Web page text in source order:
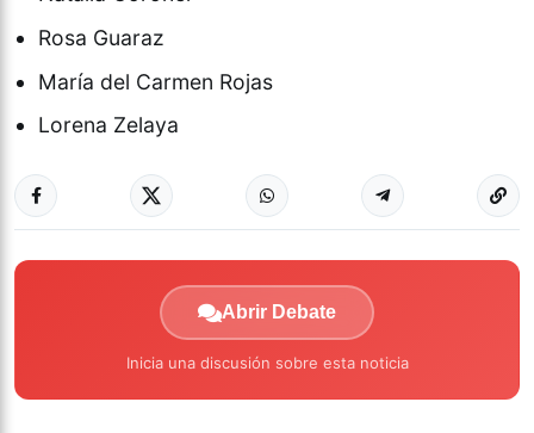
Rosa Guaraz
María del Carmen Rojas
Lorena Zelaya
Abrir Debate
Inicia una discusión sobre esta noticia